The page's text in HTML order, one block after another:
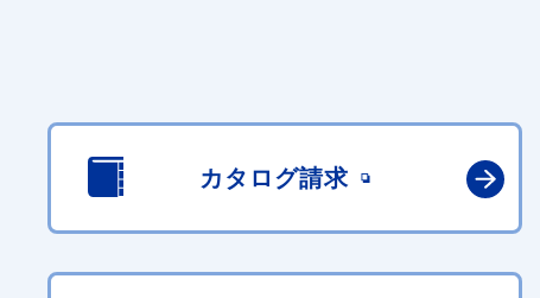
カタログ請求